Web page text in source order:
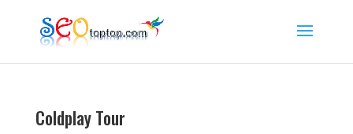
Coldplay Tour